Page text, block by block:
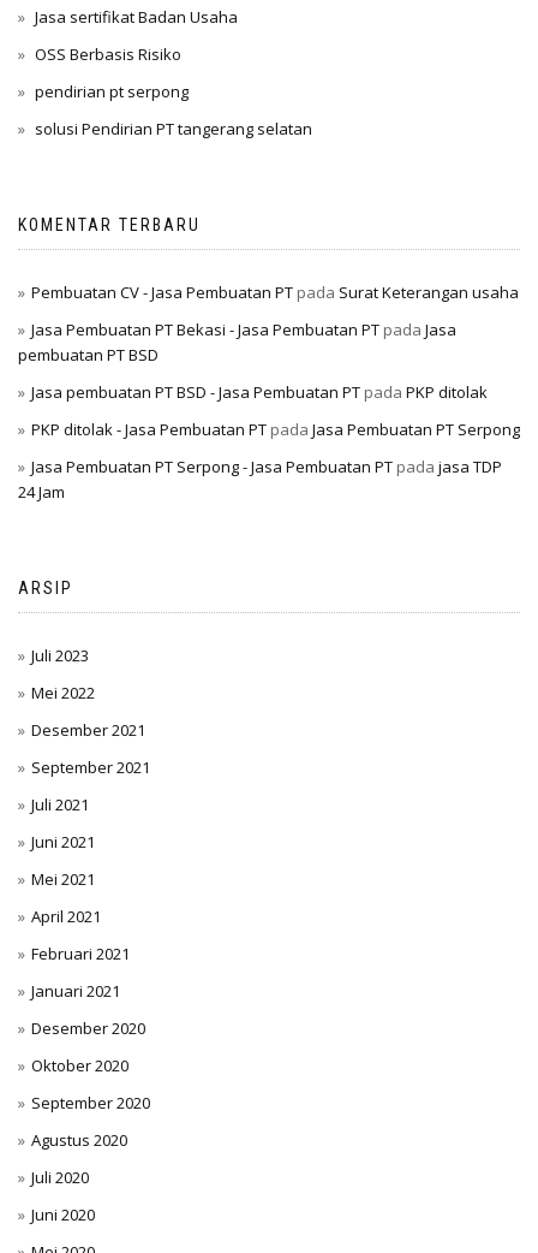
Jasa sertifikat Badan Usaha
OSS Berbasis Risiko
pendirian pt serpong
solusi Pendirian PT tangerang selatan
KOMENTAR TERBARU
Pembuatan CV - Jasa Pembuatan PT pada Surat Keterangan usaha
Jasa Pembuatan PT Bekasi - Jasa Pembuatan PT pada Jasa
pembuatan PT BSD
Jasa pembuatan PT BSD - Jasa Pembuatan PT pada PKP ditolak
PKP ditolak - Jasa Pembuatan PT pada Jasa Pembuatan PT Serpong
Jasa Pembuatan PT Serpong - Jasa Pembuatan PT pada jasa TDP
24 Jam
ARSIP
Juli 2023
Mei 2022
Desember 2021
September 2021
Juli 2021
Juni 2021
Mei 2021
April 2021
Februari 2021
Januari 2021
Desember 2020
Oktober 2020
September 2020
Agustus 2020
Juli 2020
Juni 2020